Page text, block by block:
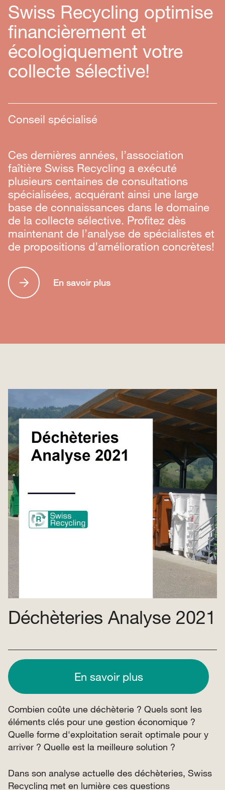
Swiss Recycling optimise
financièrement et
écologiquement votre
collecte sélective!
Conseil spécialisé
Ces dernières années, l’association
faîtière Swiss Recycling a exécuté
plusieurs centaines de consultations
spécialisées, acquérant ainsi une large
base de connaissances dans le domaine
de la collecte sélective. Profitez dès
maintenant de l’analyse de spécialistes et
de propositions d’amélioration concrètes!
En savoir plus
Déchèteries Analyse 2021
En savoir plus
Combien coûte une déchèterie ? Quels sont les
éléments clés pour une gestion économique ?
Quelle forme d'exploitation serait optimale pour y
arriver ? Quelle est la meilleure solution ?
Dans son analyse actuelle des déchèteries, Swiss
Recycling met en lumière ces questions